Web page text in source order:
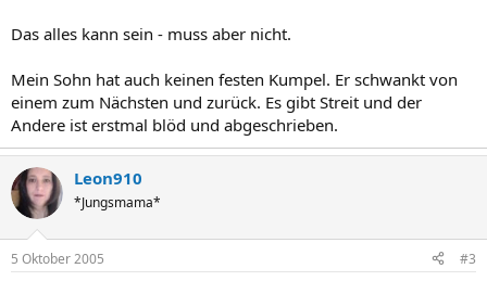
Das alles kann sein - muss aber nicht.
Mein Sohn hat auch keinen festen Kumpel. Er schwankt von
einem zum Nächsten und zurück. Es gibt Streit und der
Andere ist erstmal blöd und abgeschrieben.
Leon910
*Jungsmama*
5 Oktober 2005 #3